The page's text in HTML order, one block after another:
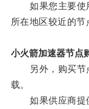
如果您主要使用
所在地区较近的节
小火箭加速器节点
另外，购买节点
载。
如果供应商提供